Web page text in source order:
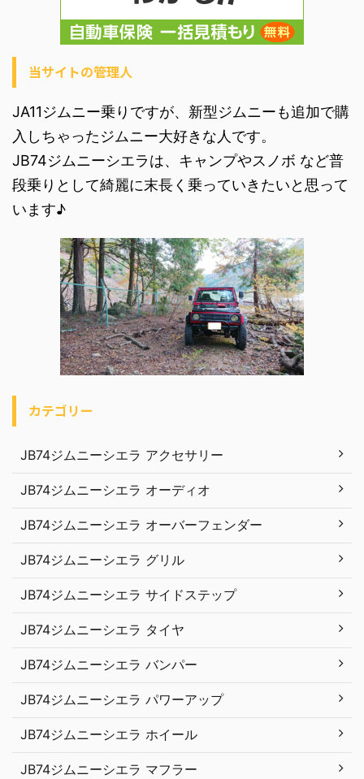
当サイトの管理人
JA11ジムニー乗りですが、新型ジムニーも追加で購
入しちゃったジムニー大好きな人です。
JB74ジムニーシエラは、キャンプやスノボ など普
段乗りとして綺麗に末長く乗っていきたいと思って
います♪
カテゴリー
JB74ジムニーシエラ アクセサリー
JB74ジムニーシエラ オーディオ
JB74ジムニーシエラ オーバーフェンダー
JB74ジムニーシエラ グリル
JB74ジムニーシエラ サイドステップ
JB74ジムニーシエラ タイヤ
JB74ジムニーシエラ バンパー
JB74ジムニーシエラ パワーアップ
JB74ジムニーシエラ ホイール
JB74ジムニーシエラ マフラー